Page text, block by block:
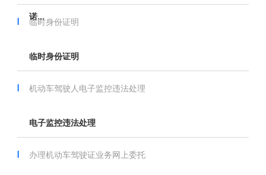
诺...
临时身份证明
临时身份证明
机动车驾驶人电子监控违法处理
电子监控违法处理
办理机动车驾驶证业务网上委托